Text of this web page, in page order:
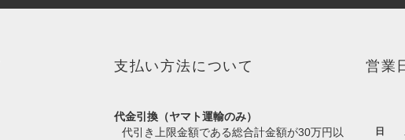
支払い方法について
代金引換（ヤマト運輸のみ）
代引き上限金額である総合計金額が30万円以
営業
日